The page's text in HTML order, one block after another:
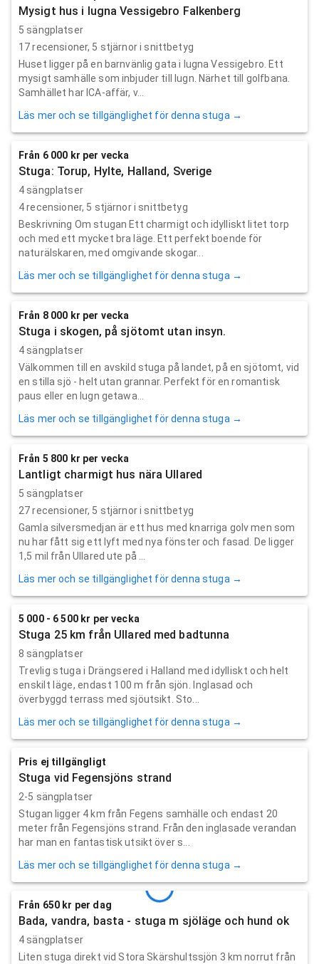
Mysigt hus i lugna Vessigebro Falkenberg
5 sängplatser
17recensioner, 5 stjärnor i snittbetyg
Huset ligger på en barnvänlig gata i lugna Vessigebro. Ett
mysigt samhälle som inbjuder till lugn. Närhet till golfbana.
Samhället har ICA-affär, v...
Läs mer och se tillgänglighet för denna stuga →
Från 6 000 kr per vecka
Stuga: Torup, Hylte, Halland, Sverige
4 sängplatser
4recensioner, 5 stjärnor i snittbetyg
Beskrivning Om stugan Ett charmigt och idylliskt litet torp
och med ett mycket bra läge. Ett perfekt boende för
naturälskaren, med omgivande skogar...
Läs mer och se tillgänglighet för denna stuga →
Från 8 000 kr per vecka
Stuga i skogen, på sjötomt utan insyn.
4 sängplatser
Välkommen till en avskild stuga på landet, på en sjötomt, vid
en stilla sjö - helt utan grannar. Perfekt för en romantisk
paus eller en lugn getawa...
Läs mer och se tillgänglighet för denna stuga →
Från 5 800 kr per vecka
Lantligt charmigt hus nära Ullared
5 sängplatser
27recensioner, 5 stjärnor i snittbetyg
Gamla silversmedjan är ett hus med knarriga golv men som
nu har fått sig ett lyft med nya fönster och fasad. De ligger
1,5 mil från Ullared ute på ...
Läs mer och se tillgänglighet för denna stuga →
5 000 - 6 500 kr per vecka
Stuga 25 km från Ullared med badtunna
8 sängplatser
Trevlig stuga i Drängsered i Halland med idylliskt och helt
enskilt läge, endast 100 m från sjön. Inglasad och
överbyggd terrass med sjöutsikt. Sto...
Läs mer och se tillgänglighet för denna stuga →
Pris ej tillgängligt
Stuga vid Fegensjöns strand
2-5 sängplatser
Stugan ligger 4 km från Fegens samhälle och endast 20
meter från Fegensjöns strand. Från den inglasade verandan
har man en fantastisk utsikt över s...
Läs mer och se tillgänglighet för denna stuga →
Från 650 kr per dag
Bada, vandra, basta - stuga m sjöläge och hund ok
4 sängplatser
Liten stuga direkt vid Stora Skärshultssjön 3 km norrut från